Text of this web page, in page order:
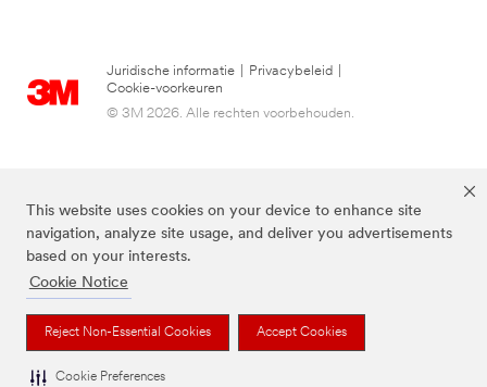
This website uses cookies on your device to enhance site
navigation, analyze site usage, and deliver you advertisements
based on your interests.
Cookie Notice
Reject Non-Essential Cookies Accept Cookies
Cookie Preferences
Juridische informatie Privacybeleid
Cookie-voorkeuren
© 3M 2026. Alle rechten voorbehouden.
3M, Post-it® en de kleur Canary Yellow™ zijn handelsmerken van 3M.